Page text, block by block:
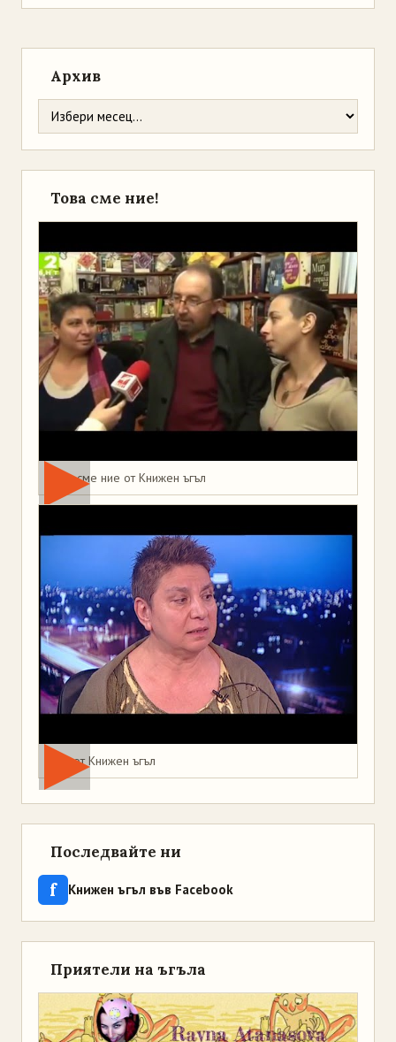
Архив
Това сме ние!
Това сме ние от Книжен ъгъл
Мая от Книжен ъгъл
Последвайте ни
f Книжен ъгъл във Facebook
Приятели на ъгъла